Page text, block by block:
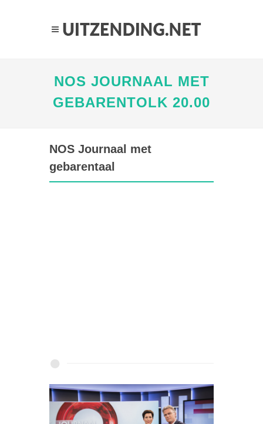
NOS JOURNAAL MET
GEBARENTOLK 20.00
NOS Journaal met
gebarentaal